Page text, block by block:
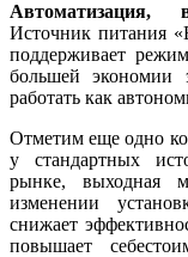
Автоматизация,
Источник питания
поддерживает
большей экономии
работать как
Отметим еще одно
у стандартных
рынке, выходная
изменении
снижает
повышает